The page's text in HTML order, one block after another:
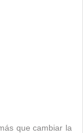
que cambiar la